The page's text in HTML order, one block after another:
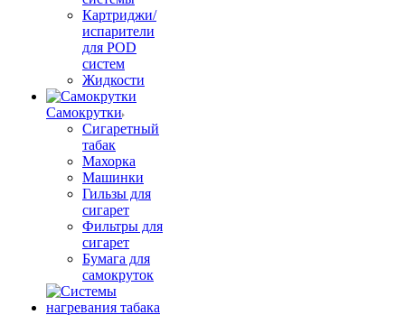
Картриджи/
испарители
для POD
систем
Жидкости
Самокрутки
Сигаретный
табак
Махорка
Машинки
Гильзы для
сигарет
Фильтры для
сигарет
Бумага для
самокруток